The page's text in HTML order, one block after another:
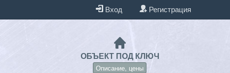
Вход Регистрация
ОБЪЕКТ ПОД КЛЮЧ
Описание, цены